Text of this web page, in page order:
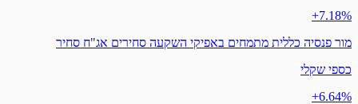
‎+7.18%
מור פנסיה כללית מתמחים באפיקי השקעה סחירים אג"ח סחיר
כספי שקלי
‎+6.64%